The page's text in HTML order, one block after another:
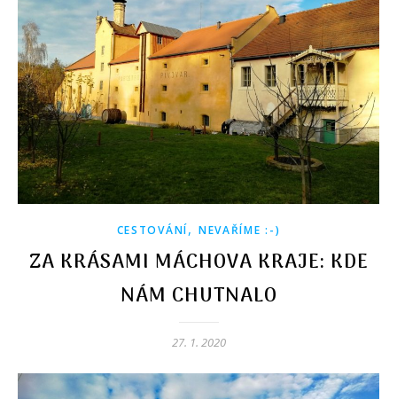
CESTOVÁNÍ, NEVAŘÍME :-)
ZA KRÁSAMI MÁCHOVA KRAJE: KDE
NÁM CHUTNALO
27. 1. 2020